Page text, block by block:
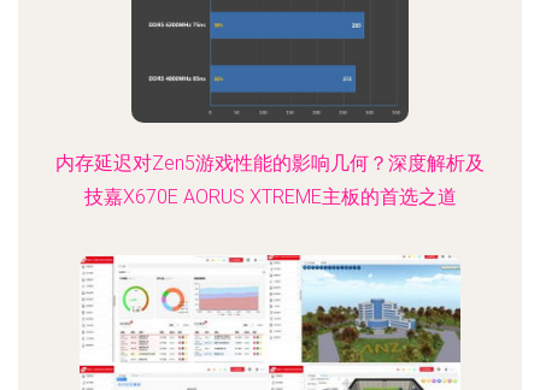
内存延迟对Zen5游戏性能的影响几何？深度解析及
技嘉X670E AORUS XTREME主板的首选之道